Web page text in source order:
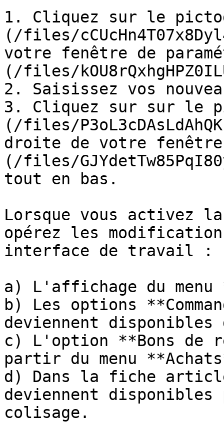
1. Cliquez sur le
(/files/
votre fenêtre de
(/files/
2. Saisissez vos
3. Cliquez sur sur le
(/files/
droite de votre
(/files/
tout en bas.
Lorsque vous activez
opérez les
interface de travail :
a) L'affichage du
b) Les options
deviennent
c) L'option **Bons de
partir du menu
d) Dans la fiche
deviennent
colisage.